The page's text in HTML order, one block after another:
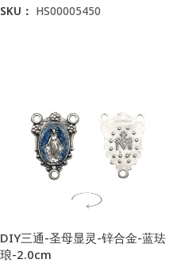
SKU： HS00005450
DIY三通-圣母显灵-锌合金-蓝珐
琅-2.0cm